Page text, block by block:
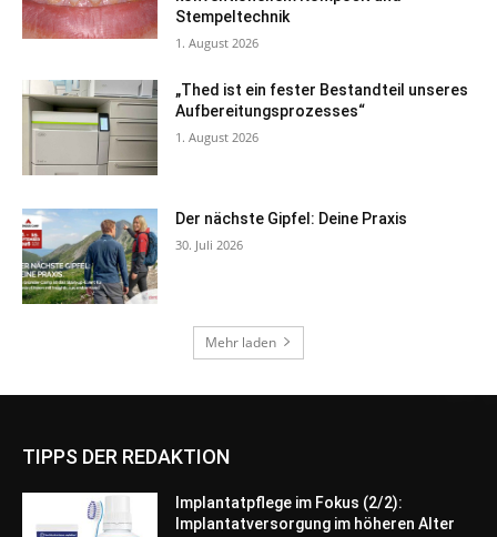
TIPPS DER REDAKTION
Implantatpflege im Fokus (2/2):
Implantatversorgung im höheren Alter